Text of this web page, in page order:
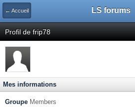
← Accueil LS forums
Profil de frip78
Mes informations
Groupe Members